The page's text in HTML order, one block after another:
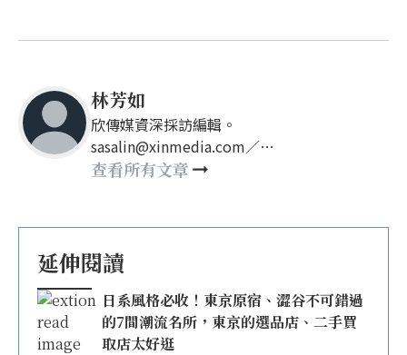
林芳如
欣傳媒資深採訪編輯。
sasalin@xinmedia.com／
happy21917@gmail.com
查看所有文章
延伸閱讀
日系風格必收！東京原宿、澀谷不可錯過
的7間潮流名所，東京的選品店、二手買
取店太好逛